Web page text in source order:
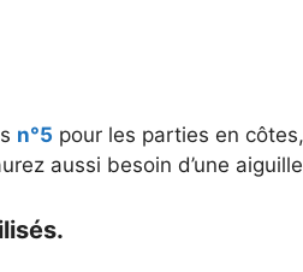
n°5 pour les parties en
aussi besoin d’une